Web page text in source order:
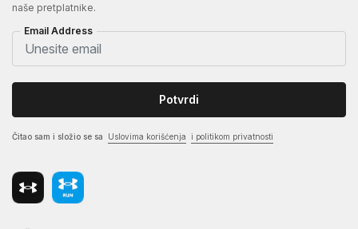
naše pretplatnike.
Email Address
Potvrdi
Čitao sam i složio se sa Uslovima korišćenja i politikom privatnosti